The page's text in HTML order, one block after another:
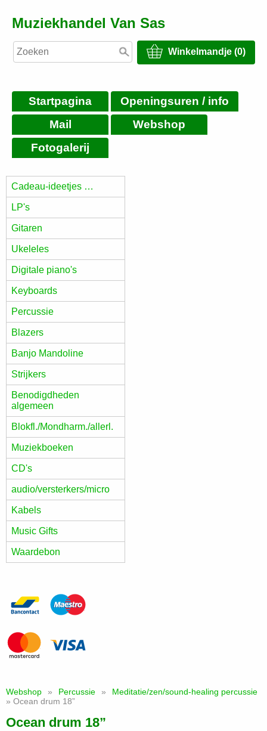
Muziekhandel Van Sas
Winkelmandje (0)
Startpagina
Openingsuren / info
Mail
Webshop
Fotogalerij
Cadeau-ideetjes …
LP's
Gitaren
Ukeleles
Digitale piano's
Keyboards
Percussie
Blazers
Banjo Mandoline
Strijkers
Benodigdheden
algemeen
Blokfl./Mondharm./allerl.
Muziekboeken
CD's
audio/versterkers/micro
Kabels
Music Gifts
Waardebon
Webshop » Percussie »
Meditatie/zen/sound-healing percussie
» Ocean drum 18”
Ocean drum 18”